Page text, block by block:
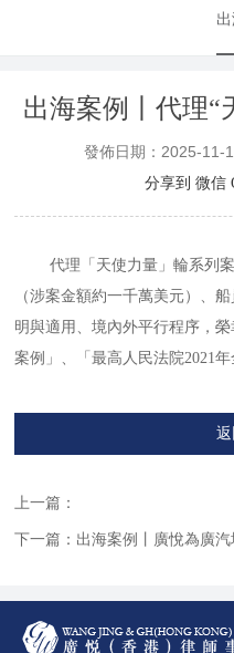
出海案例丨代理“
發佈日期：2025-11-
分享到 微信
代理「天使力量」輪系列案
（涉案金額約一千萬美元）、
明與適用、境內外平行程序，
案例」、「最高人民法院2021
上一篇：
下一篇： 出海案例丨廣悅為廣汽